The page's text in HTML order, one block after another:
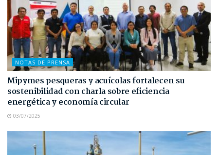
NOTAS DE PRENSA
Mipymes pesqueras y acuícolas fortalecen su
sostenibilidad con charla sobre eficiencia
energética y economía circular
03/07/2025